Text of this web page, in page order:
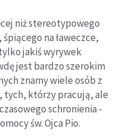
niż stereotypowego
na ławeczce,
jakiś wyrywek
jest bardzo szerokim
znamy wiele osób z
tych, którzy pracują, ale
schronienia -
św. Ojca Pio.